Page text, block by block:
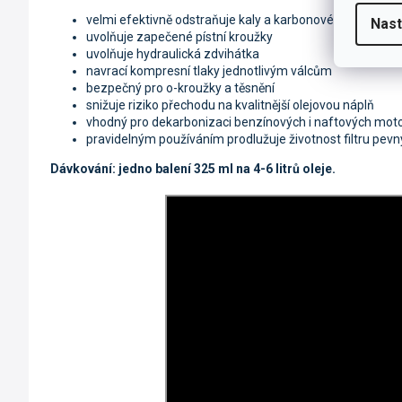
velmi efektivně odstraňuje kaly a karbonové úsady z
uvolňuje zapečené pístní kroužky
uvolňuje hydraulická zdvihátka
navrací kompresní tlaky jednotlivým válcům
bezpečný pro o-kroužky a těsnění
snižuje riziko přechodu na kvalitnější olejovou náplň
vhodný pro dekarbonizaci benzínových i naftových
pravidelným používáním prodlužuje životnost filtru
Dávkování: jedno balení 325 ml na 4-6 litrů oleje.